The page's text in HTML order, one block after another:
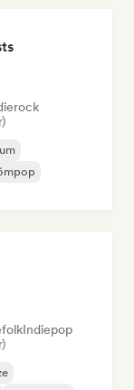
Indiepop